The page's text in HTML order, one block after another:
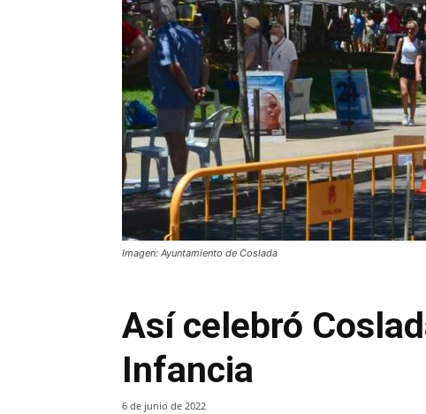
Imagen: Ayuntamiento de Coslada
Así celebró
Infancia
6 de junio de 2022